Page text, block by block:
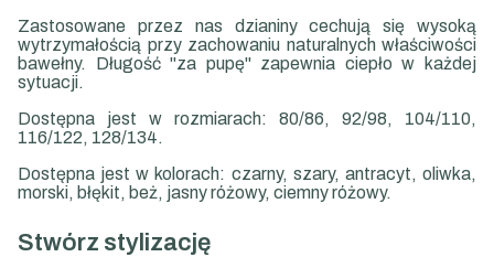
Zastosowane przez nas dzianiny cechują się wysoką
wytrzymałością przy zachowaniu naturalnych właściwości
bawełny. Długość "za pupę" zapewnia ciepło w każdej
sytuacji.
Dostępna jest w rozmiarach: 80/86, 92/98, 104/110,
116/122, 128/134.
Dostępna jest w kolorach: czarny, szary, antracyt, oliwka,
morski, błękit, beż, jasny różowy, ciemny różowy.
Stwórz stylizację